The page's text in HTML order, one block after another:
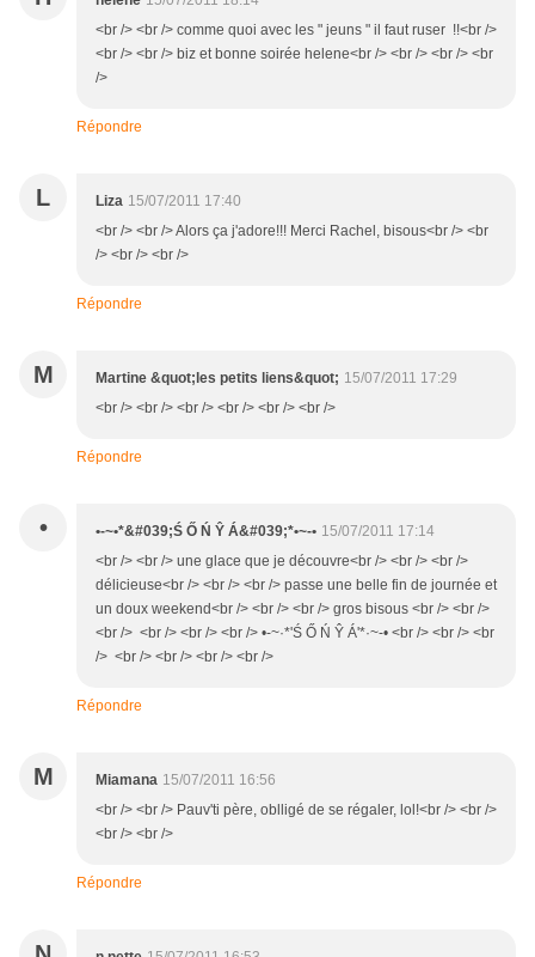
<br /> <br /> comme quoi avec les " jeuns " il faut ruser !!<br />
<br /> <br /> biz et bonne soirée helene<br /> <br /> <br /> <br
/>
Répondre
L Liza 15/07/2011 17:40
<br /> <br /> Alors ça j'adore!!! Merci Rachel, bisous<br /> <br
/> <br /> <br />
Répondre
M Martine &quot;les petits liens&quot; 15/07/2011 17:29
<br /> <br /> <br /> <br /> <br /> <br />
Répondre
• •-~•*&#039;Ś Ő Ń Ŷ Á&#039;*•~-• 15/07/2011 17:14
<br /> <br /> une glace que je découvre<br /> <br /> <br />
délicieuse<br /> <br /> <br /> passe une belle fin de journée et
un doux weekend<br /> <br /> <br /> gros bisous <br /> <br />
<br /> <br /> <br /> <br /> •-~·*'Ś Ő Ń Ŷ Á'*·~-• <br /> <br /> <br
/> <br /> <br /> <br /> <br />
Répondre
M Miamana 15/07/2011 16:56
<br /> <br /> Pauv'ti père, oblligé de se régaler, lol!<br /> <br />
<br /> <br />
Répondre